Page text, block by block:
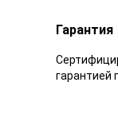
Гарантия
гарантией